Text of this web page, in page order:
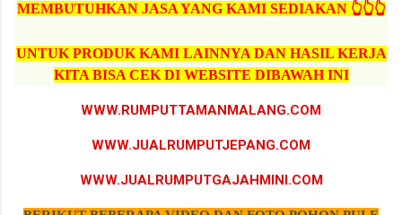
MEMBUTUHKAN JASA YANG KAMI SEDIAKAN 👆👆👆
UNTUK PRODUK KAMI LAINNYA DAN HASIL KERJA
KITA BISA CEK DI WEBSITE DIBAWAH INI
WWW.RUMPUTTAMANMALANG.COM
WWW.JUALRUMPUTJEPANG.COM
WWW.JUALRUMPUTGAJAHMINI.COM